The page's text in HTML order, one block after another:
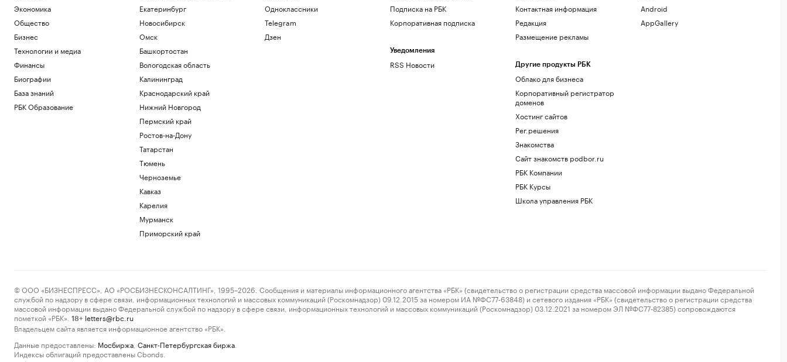
Экономика
Общество
Бизнес
Технологии и медиа
Финансы
Биографии
База знаний
РБК Образование
Екатеринбург
Новосибирск
Омск
Башкортостан
Вологодская область
Калининград
Краснодарский край
Нижний Новгород
Пермский край
Ростов-на-Дону
Татарстан
Тюмень
Черноземье
Кавказ
Карелия
Мурманск
Приморский край
Одноклассники
Telegram
Дзен
Подписка на РБК
Корпоративная подписка
Уведомления
RSS Новости
Контактная информация
Редакция
Размещение рекламы
Другие продукты РБК
Облако для бизнеса
Корпоративный регистратор
доменов
Хостинг сайтов
Рег.решения
Знакомства
Сайт знакомств podbor.ru
РБК Компании
РБК Курсы
Школа управления РБК
Android
AppGallery
© ООО «БИЗНЕСПРЕСС», АО «РОСБИЗНЕСКОНСАЛТИНГ», 1995–2026. Сообщения и материалы информационного агентства «РБК» (свидетельство о регистрации средства массовой информации выдано Федеральной
службой по надзору в сфере связи, информационных технологий и массовых коммуникаций (Роскомнадзор) 09.12.2015 за номером ИА №ФС77-63848) и сетевого издания «РБК» (свидетельство о регистрации средства
массовой информации выдано Федеральной службой по надзору в сфере связи, информационных технологий и массовых коммуникаций (Роскомнадзор) 03.12.2021 за номером ЭЛ №ФС77-82385) сопровождаются
пометкой «РБК».
18+ letters@rbc.ru
Владельцем сайта является информационное агентство «РБК».
Данные предоставлены: Мосбиржа Санкт-Петербургская биржа
Индексы облигаций предоставлены Cbonds.